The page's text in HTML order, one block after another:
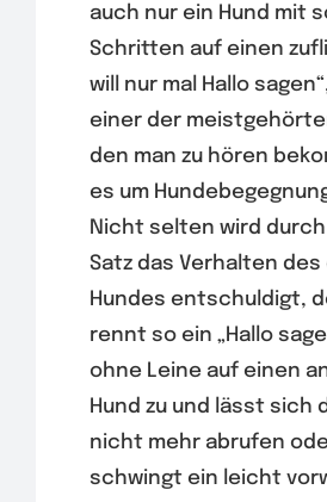
auch nur ein Hund mit
Schritten auf einen
will nur mal Hallo
einer der
den man zu hören
es um
Nicht selten wird
Satz das Verhalten des
Hundes entschuldigt,
rennt so ein „Hallo
ohne Leine auf einen
Hund zu und lässt sich
nicht mehr abrufen
schwingt ein leicht